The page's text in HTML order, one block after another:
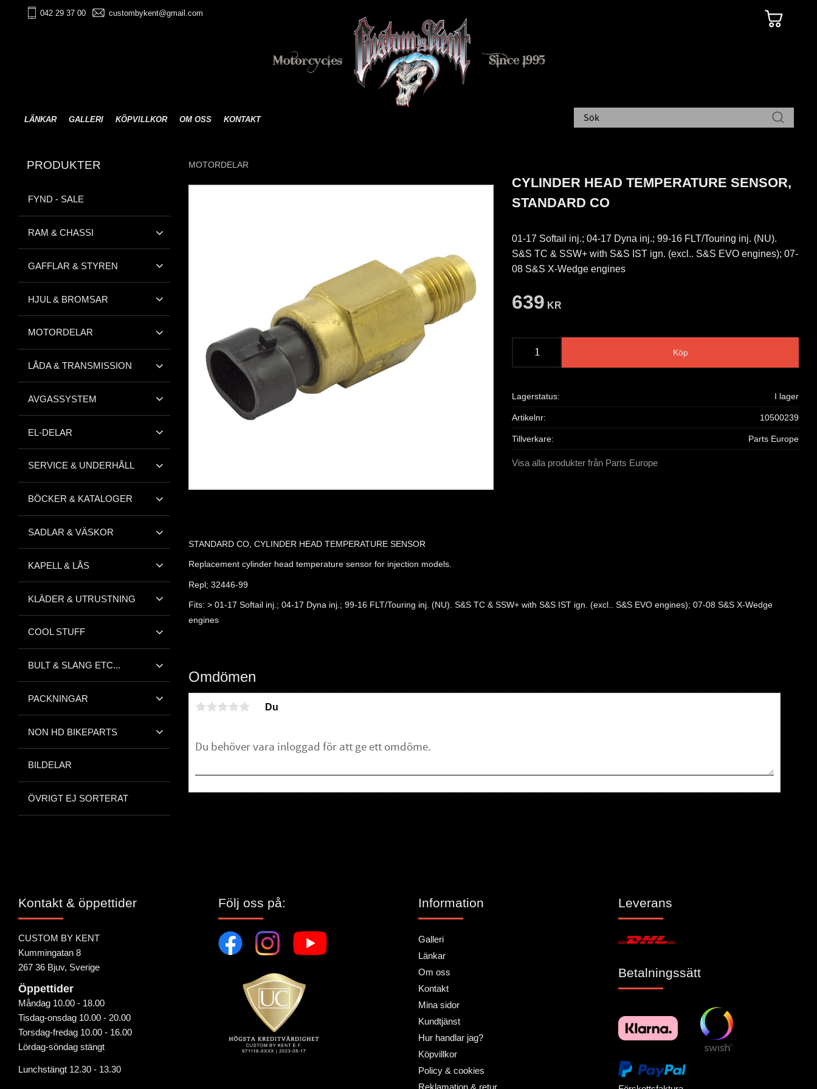
042 29 37 00 custombykent@gmail.com
LÄNKAR GALLERI KÖPVILLKOR OM OSS KONTAKT
MOTORDELAR
CYLINDER HEAD TEMPERATURE SENSOR,
STANDARD CO
01-17 Softail inj.; 04-17 Dyna inj.; 99-16 FLT/Touring inj. (NU).
S&S TC & SSW+ with S&S IST ign. (excl.. S&S EVO engines); 07-
08 S&S X-Wedge engines
639 KR
Köp
Lagerstatus I lager
Artikelnr 10500239
Tillverkare Parts Europe
Visa alla produkter från Parts Europe
STANDARD CO, CYLINDER HEAD TEMPERATURE SENSOR
Replacement cylinder head temperature sensor for injection models.
Repl; 32446-99
Fits: > 01-17 Softail inj.; 04-17 Dyna inj.; 99-16 FLT/Touring inj. (NU). S&S TC & SSW+ with S&S IST ign. (excl.. S&S EVO engines); 07-08 S&S X-Wedge
engines
Omdömen
Du
PRODUKTER
FYND - SALE
RAM & CHASSI
GAFFLAR & STYREN
HJUL & BROMSAR
MOTORDELAR
LÅDA & TRANSMISSION
AVGASSYSTEM
EL-DELAR
SERVICE & UNDERHÅLL
BÖCKER & KATALOGER
SADLAR & VÄSKOR
KAPELL & LÅS
KLÄDER & UTRUSTNING
COOL STUFF
BULT & SLANG ETC...
PACKNINGAR
NON HD BIKEPARTS
BILDELAR
ÖVRIGT EJ SORTERAT
Kontakt & öppettider
CUSTOM BY KENT
Kummingatan 8
267 36 Bjuv, Sverige
Öppettider
Måndag 10.00 - 18.00
Tisdag-onsdag 10.00 - 20.00
Torsdag-fredag 10.00 - 16.00
Lördag-söndag stängt
Lunchstängt 12.30 - 13.30
Följ oss på: Information
Galleri
Länkar
Om oss
Kontakt
Mina sidor
Kundtjänst
Hur handlar jag?
Köpvillkor
Policy & cookies
Reklamation & retur
Leverans
Betalningssätt